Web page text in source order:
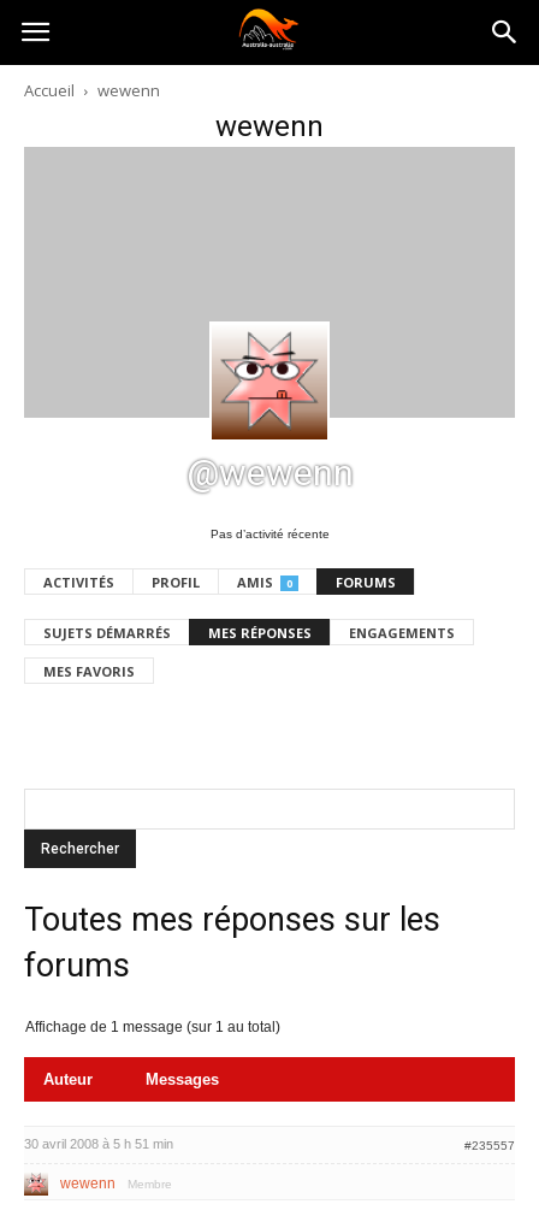
Australia-
australie.com
Accueil wewenn
wewenn
@wewenn
Pas d’activité récente
ACTIVITÉS PROFIL AMIS 0 FORUMS
SUJETS DÉMARRÉS MES RÉPONSES ENGAGEMENTS
MES FAVORIS
Toutes mes réponses sur les
forums
Affichage de 1 message (sur 1 au total)
Auteur Messages
30 avril 2008 à 5 h 51 min #235557
wewenn Membre